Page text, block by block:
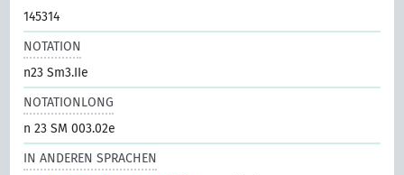
145314
NOTATION
n23 Sm3.IIe
NOTATIONLONG
n 23 SM 003.02e
IN ANDEREN SPRACHEN